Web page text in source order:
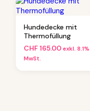
Hundedecke mit
Thermofüllung
CHF165.00exkl. 8.1%
MwSt.